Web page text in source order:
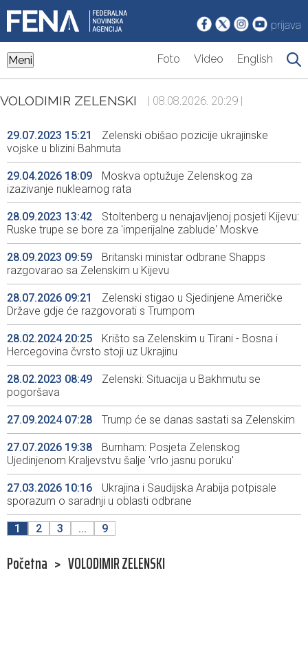
prijava
Meni Foto Video English
VOLODIMIR ZELENSKI | 08.08.2026. 20:29 |
29.07.2023 15:21
Zelenski obišao pozicije ukrajinske
vojske u blizini Bahmuta
29.04.2026 18:09
Moskva optužuje Zelenskog za
izazivanje nuklearnog rata
28.09.2023 13:42
Stoltenberg u nenajavljenoj posjeti Kijevu:
Ruske trupe se bore za 'imperijalne zablude' Moskve
28.09.2023 09:59
Britanski ministar odbrane Shapps
razgovarao sa Zelenskim u Kijevu
28.07.2026 09:21
Zelenski stigao u Sjedinjene Američke
Države gdje će razgovorati s Trumpom
28.02.2024 20:25
Krišto sa Zelenskim u Tirani - Bosna i
Hercegovina čvrsto stoji uz Ukrajinu
28.02.2023 08:49
Zelenski: Situacija u Bakhmutu se
pogoršava
27.09.2024 07:28 Trump će se danas sastati sa Zelenskim
27.07.2026 19:38
Burnham: Posjeta Zelenskog
Ujedinjenom Kraljevstvu šalje 'vrlo jasnu poruku'
27.03.2026 10:16
Ukrajina i Saudijska Arabija potpisale
sporazum o saradnji u oblasti odbrane
1 2 3 ... 9
Početna > VOLODIMIR ZELENSKI